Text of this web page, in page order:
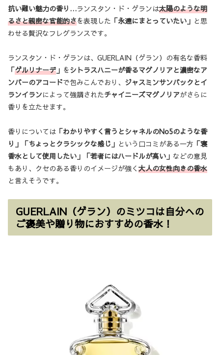
抗い難い魅力の香り…ランスタン・ド・ゲランは太陽のような明
るさと親密な官能的さを表現した 「永遠にまとっていたい」 と思
わせる贅沢なフレグランスです。
ランスタン・ド・ゲランは、GUERLAIN（ゲラン）の有名な香料
「ゲルリナーデ 」 をシトラスハニーが香るマグノリアと濃密なア
ンバーのアコードで包みこんでおり、 ジャスミンサンバックとイ
ランイランによって強調されたチャイニーズマグノリアがさらに
香りを立たせます。
香りについては 「わかりやすく言うとシャネルのNo5のような香
り」「ちょっとクラシックな感じ」 という口コミがある一方 「寝
香水として使用したい」「若者にはハードルが高い」 などの意見
もあり、クセのある香りのイメージが強く 大人の女性向きの香水
と言えそうです。
GUERLAIN（ゲラン）のミツコは自分への
ご褒美や贈り物におすすめの香水！